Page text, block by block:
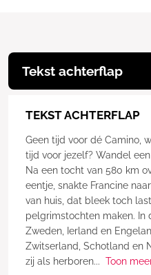
Tekst achterflap
TEKST ACHTERFLAP
Geen tijd voor dé Camino,
tijd voor jezelf? Wandel
Na een tocht van 580 km
eentje, snakte Francine
van huis, dat bleek toch
pelgrimstochten maken. In
Zweden, Ierland en
Zwitserland, Schotland en
zij als herboren... Toon